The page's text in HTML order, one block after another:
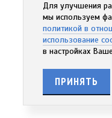
Для улучшения
мы используем
политикой в
использование
в настройках
ПРИНЯТЬ